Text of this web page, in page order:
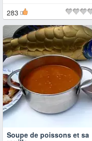
283
Soupe de poissons et sa